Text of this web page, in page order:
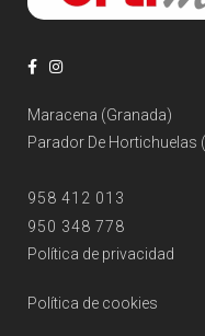
Maracena (Granada)
Parador De Hortichuelas
958 412 013
950 348 778
Política de privacidad
Política de cookies